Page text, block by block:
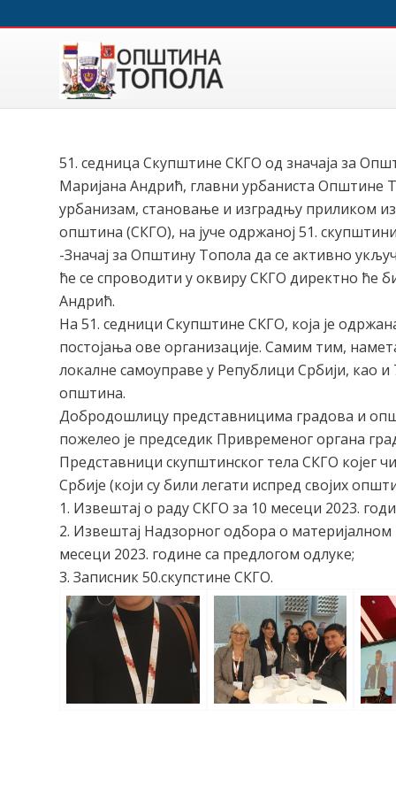
51. седница Скупштине СКГО од значаја за
Маријана Андрић, главни урбаниста Општине
урбанизам, становање и изградњу приликом
општина (СКГО), на јуче одржаној 51.
-Значај за Општину Топола да се активно
ће се спроводити у оквиру СКГО директно ће
Андрић.
На 51. седници Скупштине СКГО, која је
постојања ове организације. Самим тим,
локалне самоуправе у Републици Србији, као
општина.
Добродошлицу представницима градова и
пожелео је председик Привременог органа
Представници скупштинског тела СКГО којег
Србије (који су били легати испред својих
1. Извештај о раду СКГО за 10 месеци 2023.
2. Извештај Надзорног одбора о
месеци 2023. године са предлогом одлуке;
3. Записник 50.скупстине СКГО.